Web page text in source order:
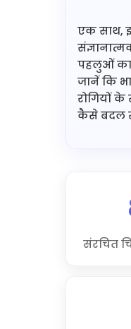
एक साथ,
पहलुओं
जानें कि
रोगियों
कैसे बदल
संरचित